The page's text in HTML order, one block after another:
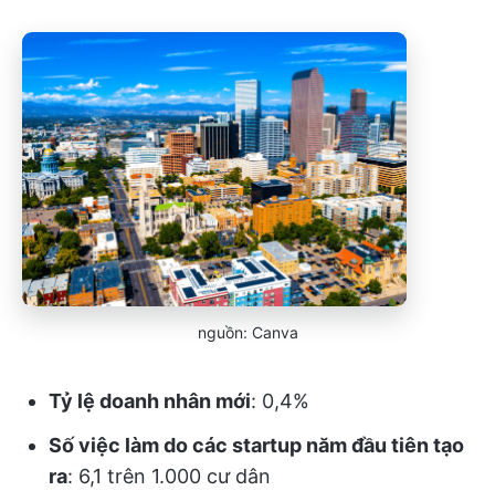
nguồn: Canva
Tỷ lệ doanh nhân mới: 0,4%
Số việc làm do các startup năm đầu tiên tạo
ra: 6,1 trên 1.000 cư dân